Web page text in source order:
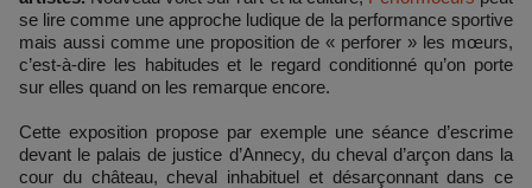
se lire comme une approche ludique de la performance sportive
mais aussi comme une proposition de « perforer » les mœurs,
c’est-à-dire les habitudes et le regard conditionné qu’on porte
sur elles quand on les remarque encore.
Cette exposition propose par exemple une séance d’escrime
devant le palais de justice d’Annecy, du cheval d’arçon dans la
cour du château, cheval inhabituel et désarçonnant dans ce